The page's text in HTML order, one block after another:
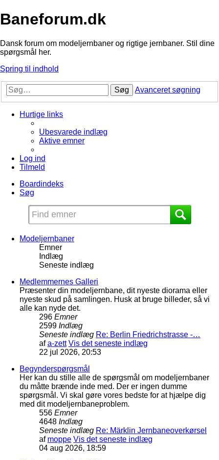
Baneforum.dk
Dansk forum om modeljernbaner og rigtige jernbaner. Stil dine
spørgsmål her.
Spring til indhold
Søg Avanceret søgning
Hurtige links
Ubesvarede indlæg
Aktive emner
Log ind
Tilmeld
Boardindeks
Søg
Modeljernbaner
Emner
Indlæg
Seneste indlæg
Medlemmernes Galleri
Præsenter din modeljernbane, dit nyeste diorama eller
nyeste skud på samlingen. Husk at bruge billeder, så vi
alle kan nyde det.
296 Emner
2599 Indlæg
Seneste indlæg Re: Berlin Friedrichstrasse -…
afa-zett Vis det seneste indlæg
22 jul 2026, 20:53
Begynderspørgsmål
Her kan du stille alle de spørgsmål om modeljernbaner
du måtte brænde inde med. Der er ingen dumme
spørgsmål. Vi skal gøre vores bedste for at hjælpe dig
med dit modeljernbaneproblem.
556 Emner
4648 Indlæg
Seneste indlæg Re: Märklin Jernbaneoverkørsel
af moppe Vis det seneste indlæg
04 aug 2026, 18:59